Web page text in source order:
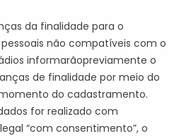
da finalidade para o
não compatíveis com o
s informarãopreviamente o
de finalidade por meio do
do cadastramento.
for realizado com
“com consentimento”, o